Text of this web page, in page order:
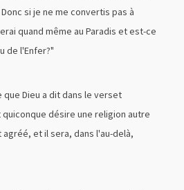
si je ne me convertis pas à
quand même au Paradis et est-ce
de l'Enfer?"
que Dieu a dit dans le verset
quiconque désire une religion autre
et il sera, dans l'au-delà,